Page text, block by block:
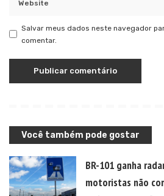
Salvar meus dados neste navegador
comentar.
Você também pode gostar
BR-101 ganha
motoristas não